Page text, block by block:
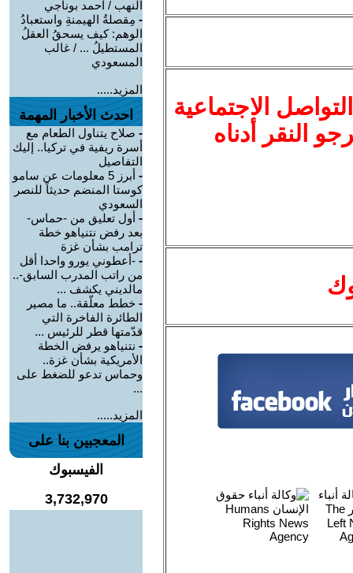
الاجتماعية
النقر أدناه
النهب / احمد بوناجي
- مِقصلةُ الهيمنةِ واستعبادُ
الوهم: كيف يسحقُ العقلُ
المستطيلُ ... / غالب
المسعودي
المزيد.....
احدث الأخبار المهمة
- صلاح يتناول الطعام مع
أسرة ريفية في تركيا.. إليك
التفاصيل
-
أبرز 5 معلومات عن سامو
كوستا المنضم حديثاً للنصر
السعودي
- أول تعليق من -حماس-
بعد رفض نتنياهو خطة
ترامب بشأن غزة
- -أعطوني يورو واحدا أقل
من راتب المدرب السابق-..
مالديني يكشف ...
- خطط معلّقة.. ما مصير
الطائرة الفاخرة التي
قدّمتها قطر للرئيس ...
- نتنياهو يرفض الخطة
الأمريكية بشأن غزة..
وحماس تدعو للضغط على
...
المزيد.....
المعجبين بنا على
الفيسبوك
3,732,970